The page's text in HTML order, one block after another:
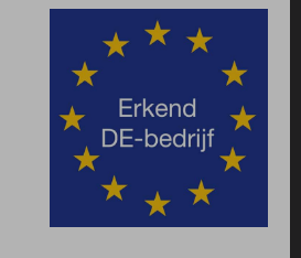
de ruit van uw fronthaard of
Het vuil van de ruit valt
het plateau
Heeft u een hoekhaard
dan schuift de ruit naar voren.
u de ruit vervolgens